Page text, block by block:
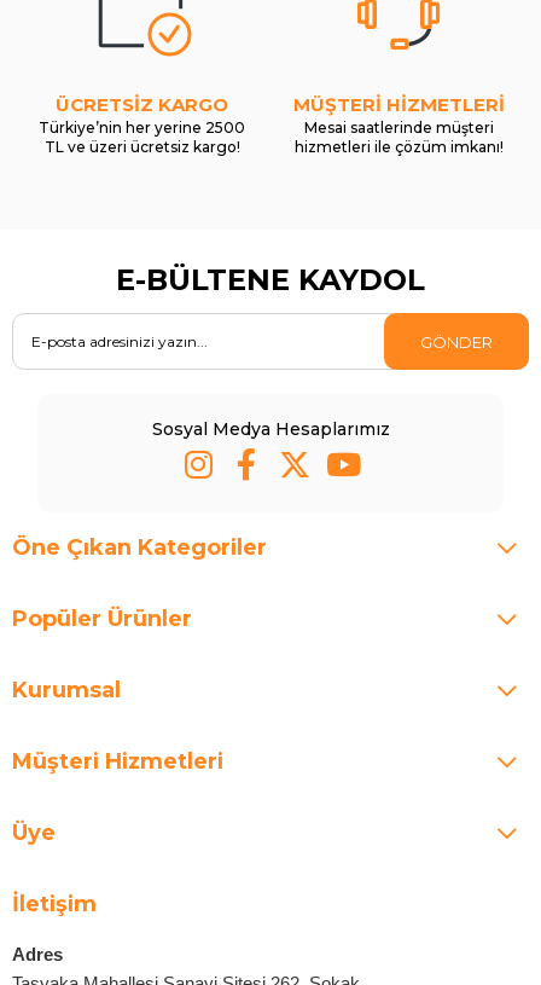
ÜCRETSİZ KARGO
Türkiye’nin her yerine 2500
TL ve üzeri ücretsiz kargo!
MÜŞTERİ HİZMETLERİ
Mesai saatlerinde müşteri
hizmetleri ile çözüm imkanı!
E-BÜLTENE KAYDOL
GÖNDER
Sosyal Medya Hesaplarımız
Öne Çıkan Kategoriler
Popüler Ürünler
Kurumsal
Müşteri Hizmetleri
Üye
İletişim
Adres